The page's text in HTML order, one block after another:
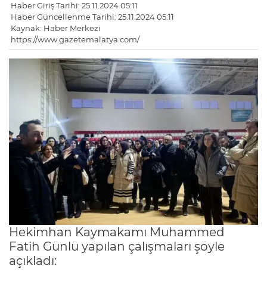
Haber Giriş Tarihi: 25.11.2024 05:11
Haber Güncellenme Tarihi: 25.11.2024 05:11
Kaynak: Haber Merkezi
https://www.gazetemalatya.com/
Hekimhan Kaymakamı Muhammed
Fatih Günlü yapılan çalışmaları şöyle
açıkladı: